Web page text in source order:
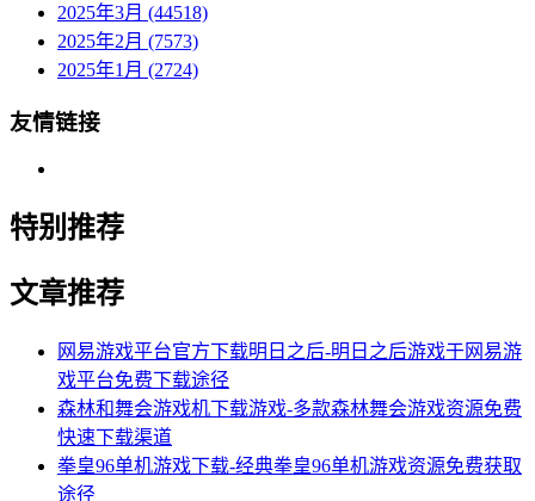
2025年3月 (44518)
2025年2月 (7573)
2025年1月 (2724)
友情链接
特别推荐
文章推荐
网易游戏平台官方下载明日之后-明日之后游戏于网易游
戏平台免费下载途径
森林和舞会游戏机下载游戏-多款森林舞会游戏资源免费
快速下载渠道
拳皇96单机游戏下载-经典拳皇96单机游戏资源免费获取
途径